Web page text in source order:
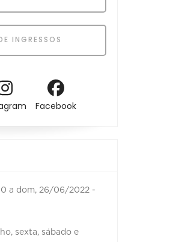
INGRESSOS
Facebook
a dom, 26/06/2022 -
sexta, sábado e